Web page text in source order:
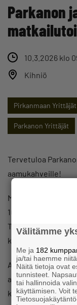
Parkanon
10.3.2026 klo
Kihniö
Pirkanmaan Yrittäjät
Parkanon Yrittäjät
Tervetuloa
aamukahveille!
Maaliskuussa
10.3.2026 klo 9-
Tilaisuus on avoin
kiinnostuneille.
Aamukahveilla
ajankohtaisista
kehittämisestä
Välitämme
Me ja 182
ja/tai haemme
Näitä tietoja ovat
tunnisteet.
tai hallinnoida
käyttämisen. Voit